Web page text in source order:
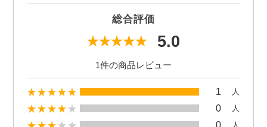
総合評価
5.0
1件の商品レビュー
1 人
0 人
0 人